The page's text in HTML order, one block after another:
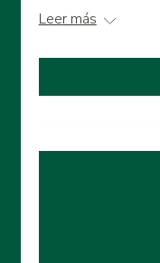
Leer más